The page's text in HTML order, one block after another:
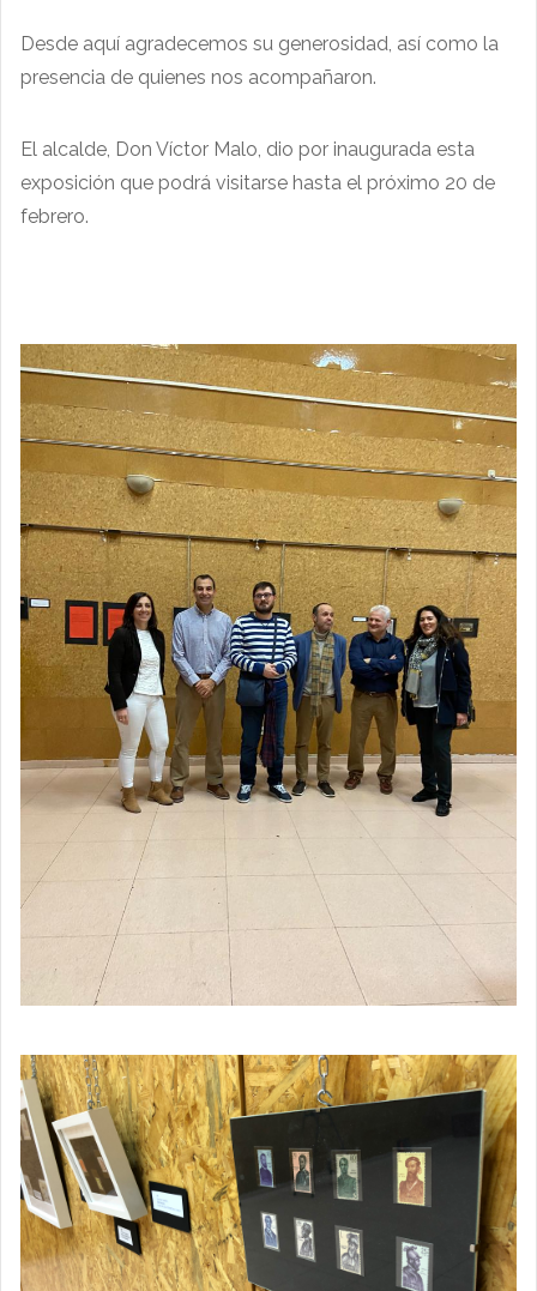
Desde aquí agradecemos su generosidad, así como la
presencia de quienes nos acompañaron.
El alcalde, Don Víctor Malo, dio por inaugurada esta
exposición que podrá visitarse hasta el próximo 20 de
febrero.